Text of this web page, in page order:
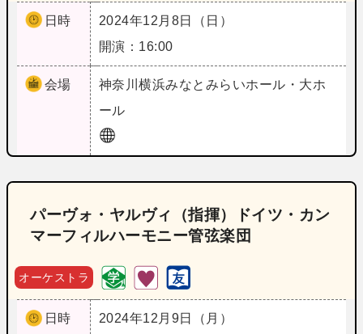
日時
2024年12月8日（日）
開演：16:00
会場 神奈川横浜みなとみらいホール・大ホ
ール
パーヴォ・ヤルヴィ（指揮）ドイツ・カン
マーフィルハーモニー管弦楽団
オーケストラ
日時 2024年12月9日（月）